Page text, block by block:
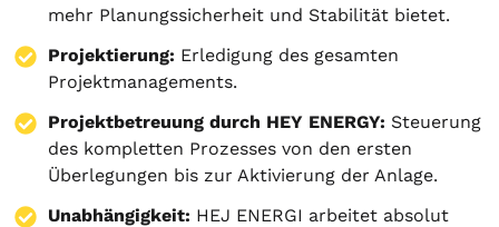
mehr Planungssicherheit und Stabilität bietet.
Projektierung: Erledigung des gesamten
Projektmanagements.
Projektbetreuung durch HEY ENERGY: Steuerung
des kompletten Prozesses von den ersten
Überlegungen bis zur Aktivierung der Anlage.
Unabhängigkeit: HEJ ENERGI arbeitet absolut